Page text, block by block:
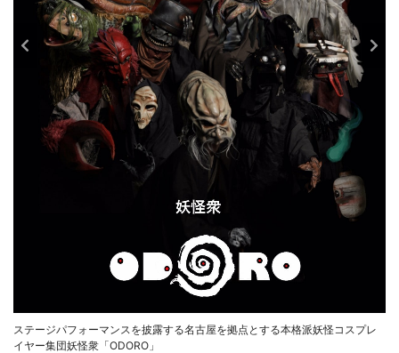
ステージパフォーマンスを披露する名古屋を拠点とする本格派妖怪コスプレ
イヤー集団妖怪衆「ODORO」